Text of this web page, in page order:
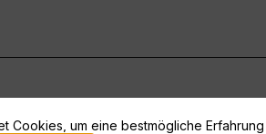
Cookies, um eine bestmögliche Erfahrung